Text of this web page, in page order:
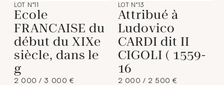
LOT N°11
Ecole
FRANCAISE du
début du XIXe
siècle, dans le
g
2 000 / 3 000 €
LOT N°13
Attribué à
Ludovico
CARDI dit II
CIGOLI ( 1559-
16
2 000 / 2 500 €